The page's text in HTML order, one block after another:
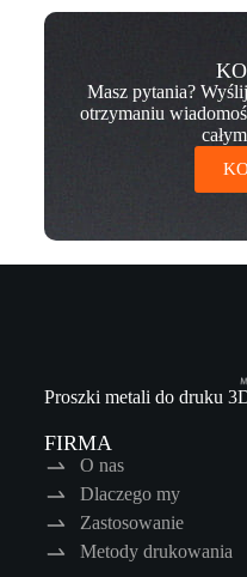
Masz pytania?
otrzymaniu
Proszki metali do druku
FIRMA
O nas
Dlaczego my
Zastosowanie
Metody drukowania